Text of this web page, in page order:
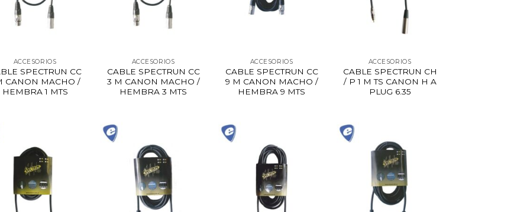
ACCESORIOS
SPECTRUN CC
CANON MACHO /
HEMBRA 1 MTS
ACCESORIOS
CABLE SPECTRUN CC
3 M CANON MACHO /
HEMBRA 3 MTS
ACCESORIOS
CABLE SPECTRUN CC
9 M CANON MACHO /
HEMBRA 9 MTS
ACCESORIOS
CABLE SPECTRUN CH
/ P 1 M TS CANON H A
PLUG 6.35